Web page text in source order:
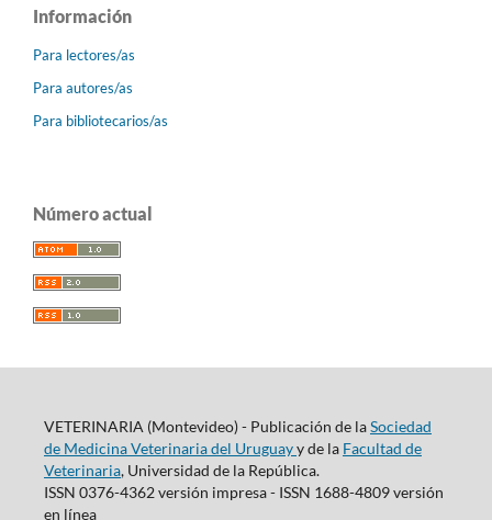
Información
Para lectores/as
Para autores/as
Para bibliotecarios/as
Número actual
VETERINARIA (Montevideo) - Publicación de laSociedad
de Medicina Veterinaria del Uruguayy de la Facultad de
Veterinaria, Universidad de la República.
ISSN 0376-4362 versión impresa - ISSN 1688-4809 versión
en línea